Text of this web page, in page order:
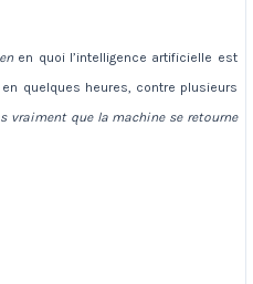
en quoi l’intelligence artificielle est
quelques heures, contre plusieurs
vraiment que la machine se retourne